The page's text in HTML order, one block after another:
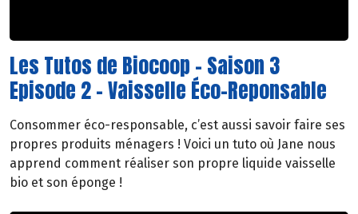
Les Tutos de Biocoop - Saison 3
Episode 2 - Vaisselle Éco-Reponsable
Consommer éco-responsable, c’est aussi savoir faire ses
propres produits ménagers ! Voici un tuto où Jane nous
apprend comment réaliser son propre liquide vaisselle
bio et son éponge !